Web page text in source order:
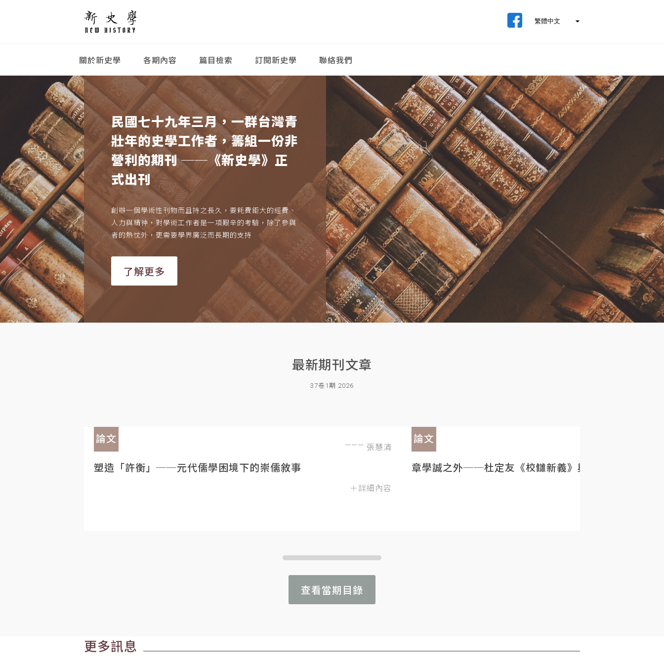
關於新史學 各期內容 篇目檢索 訂閱新史學 聯絡我們
民國七十九年三月，一群台灣青
壯年的史學工作者，籌組一份非
營利的期刊 ──《新史學》正
式出刊
創辦一個學術性刊物而且持之長久，要耗費鉅大的經費、
人力與精神，對學術工作者是一項艱辛的考驗，除了參與
者的熱忱外，更需要學界廣泛而長期的支持
了解更多
最新期刊文章
37卷1期 2026
論文
張慧清
塑造「許衡」──元代儒學困境下的崇儒敘事
＋詳細內容
論文
章學誠之外──杜定友《校讎新義》與民初目錄學的重
查看當期目錄
更多訊息